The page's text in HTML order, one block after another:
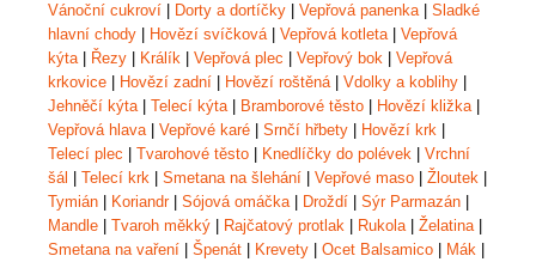
Vánoční cukroví Dorty a dortíčky Vepřová panenka
Sladké
hlavní chody
Hovězí svíčková Vepřová kotleta
Vepřová
kýta
Řezy Králík Vepřová plec Vepřový bok
Vepřová
krkovice
Hovězí zadní Hovězí roštěná Vdolky a koblihy
Jehněčí kýta
Telecí kýta Bramborové těsto Hovězí kližka
Vepřová hlava
Vepřové karé Srnčí hřbety Hovězí krk
Telecí plec
Tvarohové těsto Knedlíčky do polévek
Vrchní
šál
Telecí krk Smetana na šlehání Vepřové maso Žloutek
Tymián
Koriandr| Sójová omáčka Droždí Sýr Parmazán
Mandle
Tvaroh měkký Rajčatový protlak Rukola Želatina
Smetana na vaření
Špenát Krevety Ocet Balsamico Mák